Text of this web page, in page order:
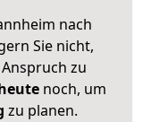
nach
Sie nicht,
zu
noch, um
zu planen.